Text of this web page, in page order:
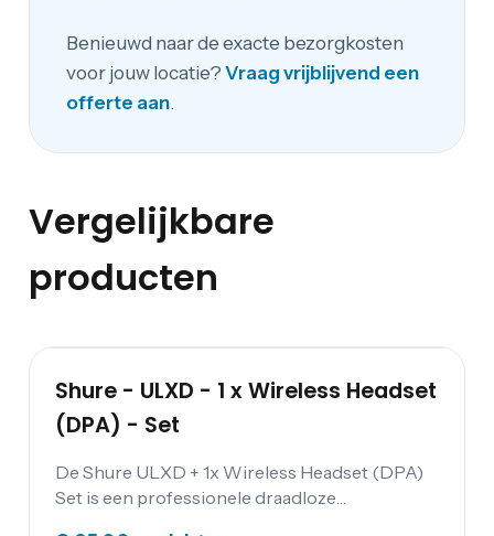
Benieuwd naar de exacte bezorgkosten
voor jouw locatie?Vraag vrijblijvend een
offerte aan.
Vergelijkbare
producten
Shure - ULXD - 1 x Wireless Headset
(DPA) - Set
De Shure ULXD + 1x Wireless Headset (DPA)
Set is een professionele draadloze